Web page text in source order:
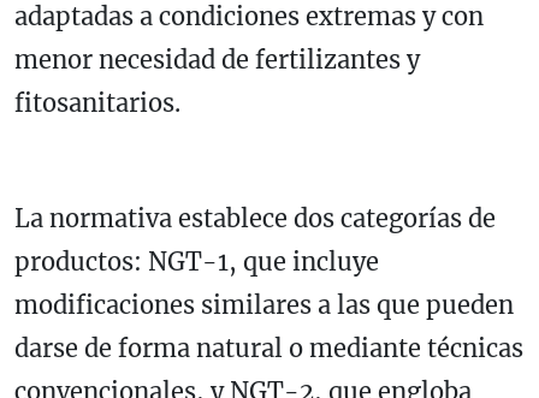
adaptadas a condiciones extremas y con
menor necesidad de fertilizantes y
fitosanitarios.
La normativa establece dos categorías de
productos: NGT-1, que incluye
modificaciones similares a las que pueden
darse de forma natural o mediante técnicas
convencionales, y NGT-2, que engloba